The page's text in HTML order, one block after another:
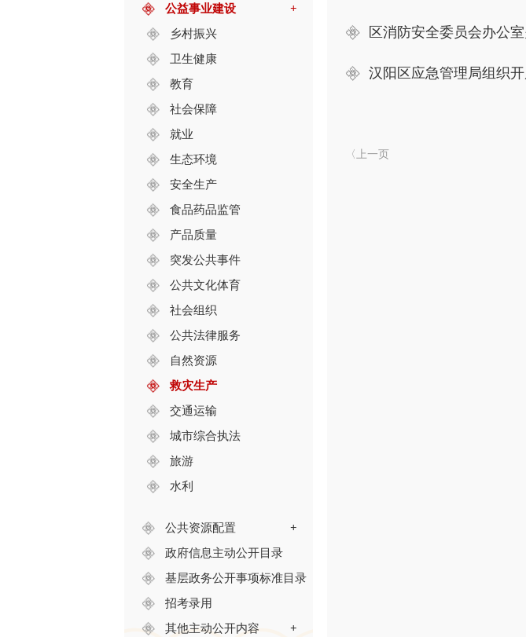
公益事业建设
+
乡村振兴
卫生健康
教育
社会保障
就业
生态环境
安全生产
食品药品监管
产品质量
突发公共事件
公共文化体育
社会组织
公共法律服务
自然资源
救灾生产
交通运输
城市综合执法
旅游
水利
公共资源配置
+
政府信息主动公开目录
基层政务公开事项标准目录
招考录用
其他主动公开内容
+
汉阳区应急管理局组织
〈上一页